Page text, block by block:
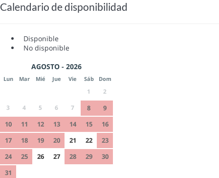
Calendario de disponibilidad
Disponible
No disponible
AGOSTO - 2026
Lun Mar Mié Jue Vie Sáb Dom
1
2
3
4 5 6 7 8
9
10
11 12 13 14 15
16
17
18 19 20 21 22
23
24
25 26 27 28 29
30
31